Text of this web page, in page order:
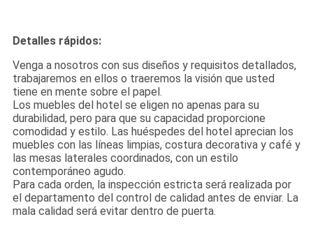
Detalles rápidos:
Venga a nosotros con sus diseños y requisitos detallados,
trabajaremos en ellos o traeremos la visión que usted
tiene en mente sobre el papel.
Los muebles del hotel se eligen no apenas para su
durabilidad, pero para que su capacidad proporcione
comodidad y estilo. Las huéspedes del hotel aprecian los
muebles con las líneas limpias, costura decorativa y café y
las mesas laterales coordinados, con un estilo
contemporáneo agudo.
Para cada orden, la inspección estricta será realizada por
el departamento del control de calidad antes de enviar. La
mala calidad será evitar dentro de puerta.